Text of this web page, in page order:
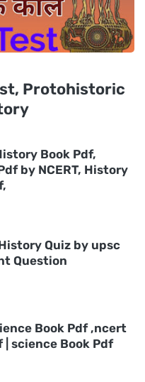
Protohistoric
Book Pdf,
by NCERT, History
Quiz by upsc
Question
Book Pdf ,ncert
| science Book Pdf